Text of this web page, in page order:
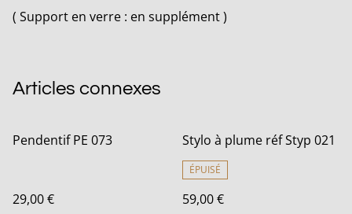
( Support en verre : en supplément )
Articles connexes
Pendentif PE 073
29,00 €
Stylo à plume réf Styp 021
ÉPUISÉ
59,00 €